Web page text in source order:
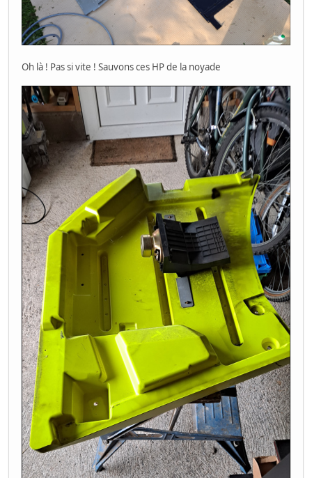
Oh là ! Pas si vite ! Sauvons ces HP de la noyade